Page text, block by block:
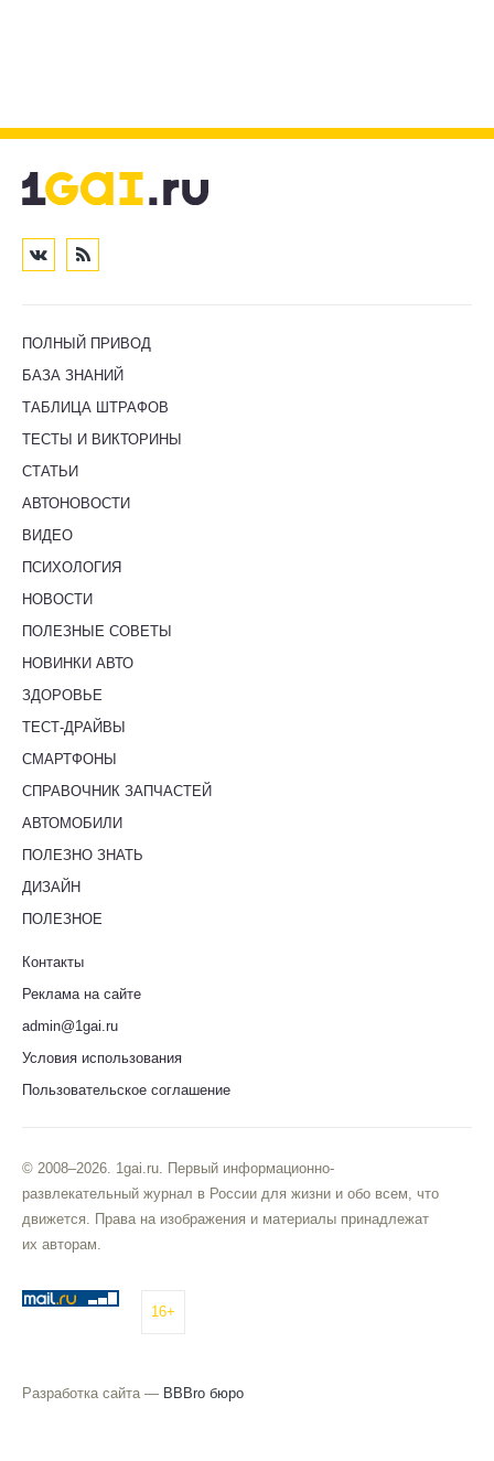
ПОЛНЫЙ ПРИВОД
БАЗА ЗНАНИЙ
ТАБЛИЦА ШТРАФОВ
ТЕСТЫ И ВИКТОРИНЫ
СТАТЬИ
АВТОНОВОСТИ
ВИДЕО
ПСИХОЛОГИЯ
НОВОСТИ
ПОЛЕЗНЫЕ СОВЕТЫ
НОВИНКИ АВТО
ЗДОРОВЬЕ
ТЕСТ-ДРАЙВЫ
СМАРТФОНЫ
СПРАВОЧНИК ЗАПЧАСТЕЙ
АВТОМОБИЛИ
ПОЛЕЗНО ЗНАТЬ
ДИЗАЙН
ПОЛЕЗНОЕ
Контакты
Реклама на сайте
admin@1gai.ru
Условия использования
Пользовательское соглашение
© 2008–2026. 1gai.ru. Первый информационно-
развлекательный журнал в России для жизни и обо всем, что
движется. Права на изображения и материалы принадлежат
их авторам.
16+
Разработка сайта — BBBro бюро